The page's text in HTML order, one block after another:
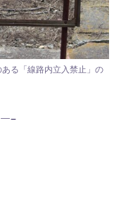
る「線路内立入禁止」の